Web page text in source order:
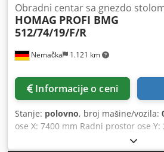
Nemačka 1.121 km
Obradni centar sa gnezdo
HOMAG PROFI BMG
512/74/19/F/R
Informacije o ceni
Stanje: polovno, broj mašine/vozila:
ose X: 7400 mm Radni prostor ose
Nspfx Ac Hsf Radna površina: sto za